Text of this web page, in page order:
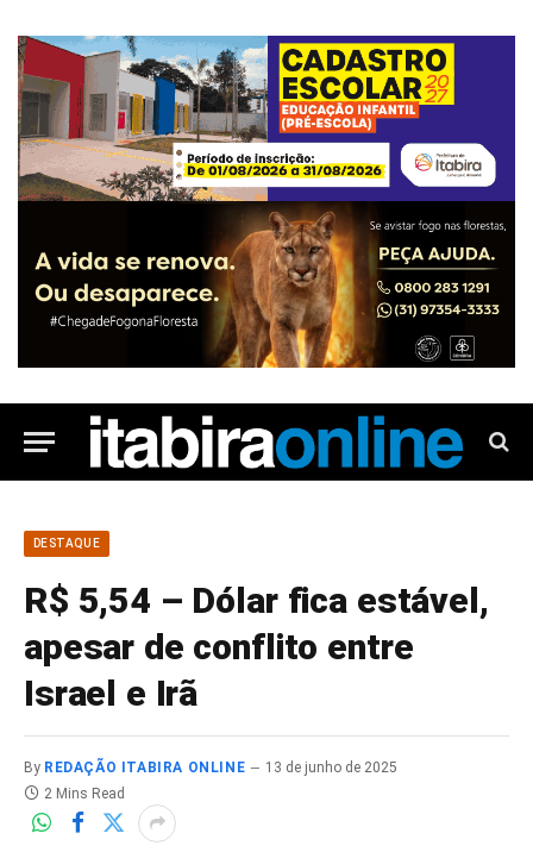
DESTAQUE
R$ 5,54 – Dólar fica estável,
apesar de conflito entre
Israel e Irã
By REDAÇÃO ITABIRA ONLINE
13 de junho de 2025
2 Mins Read